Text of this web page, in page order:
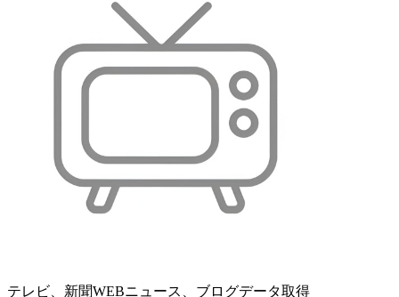
テレビ、新聞WEBニュース、ブログデータ取得